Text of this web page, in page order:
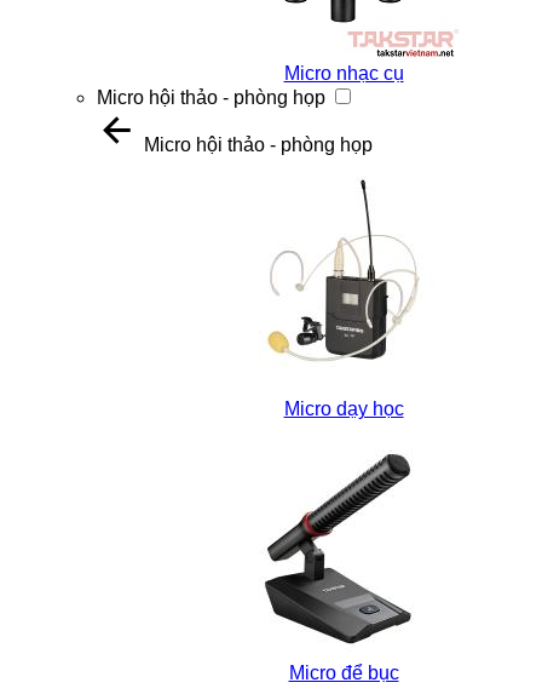
Micro nhạc cụ
Micro hội thảo - phòng họp
Micro hội thảo - phòng họp
Micro dạy học
Micro để bục